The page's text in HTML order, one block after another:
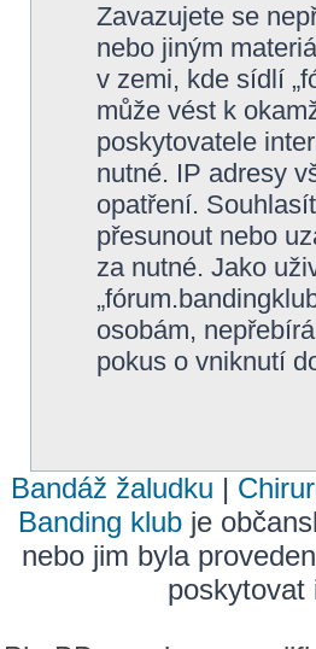
Zavazujete se
nebo jiným
v zemi, kde sídlí
může vést k
poskytovatele
nutné. IP adresy
opatření.
přesunout nebo
za nutné. Jako
osobám,
pokus o vniknutí
Bandáž žaludku |
Banding klub je
nebo jim byla
poskytovat